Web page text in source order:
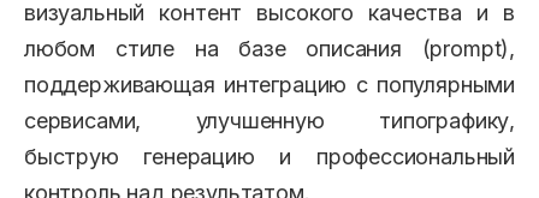
визуальный контент высокого качества и в
любом стиле на базе описания (prompt),
поддерживающая интеграцию с популярными
сервисами, улучшенную типографику,
быструю генерацию и профессиональный
контроль над результатом.